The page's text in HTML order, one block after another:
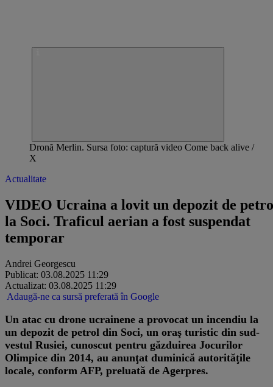
Dronă Merlin. Sursa foto: captură video Come back alive /
X
Actualitate
VIDEO Ucraina a lovit un depozit de
la Soci. Traficul aerian a fost suspendat
temporar
Andrei Georgescu
Publicat: 03.08.2025 11:29
Actualizat: 03.08.2025 11:29
Adaugă-ne ca sursă preferată în Google
Un atac cu drone ucrainene a provocat un incendiu la
un depozit de petrol din Soci, un oraş turistic din sud-
vestul Rusiei, cunoscut pentru găzduirea Jocurilor
Olimpice din 2014, au anunţat duminică autorităţile
locale, conform AFP, preluată de Agerpres.